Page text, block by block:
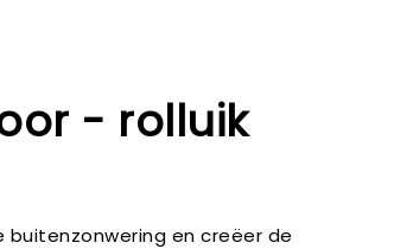
- rolluik
buitenzonwering en creëer de